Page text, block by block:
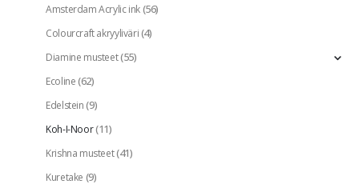
Amsterdam Acrylic ink(56)
Colourcraft akryyliväri(4)
Diamine musteet(55)
Ecoline(62)
Edelstein(9)
Koh-I-Noor(11)
Krishna musteet(41)
Kuretake (9)